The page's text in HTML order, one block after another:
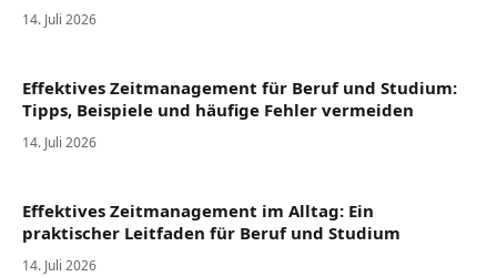
14. Juli 2026
Effektives Zeitmanagement für Beruf und Studium:
Tipps, Beispiele und häufige Fehler vermeiden
14. Juli 2026
Effektives Zeitmanagement im Alltag: Ein
praktischer Leitfaden für Beruf und Studium
14. Juli 2026